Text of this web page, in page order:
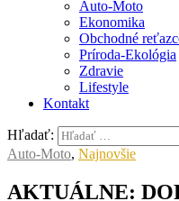
Auto-Moto
Ekonomika
Obchodné
Príroda-Ekológia
Zdravie
Lifestyle
Kontakt
Hľadať:
Auto-Moto, Najnovšie
AKTUÁLNE: